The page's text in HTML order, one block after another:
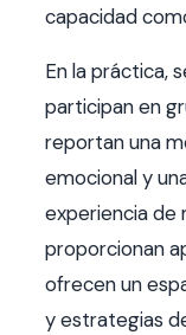
capacidad
En la práctica,
participan en
reportan una
emocional y
experiencia de
proporcionan
ofrecen un
y estrategias